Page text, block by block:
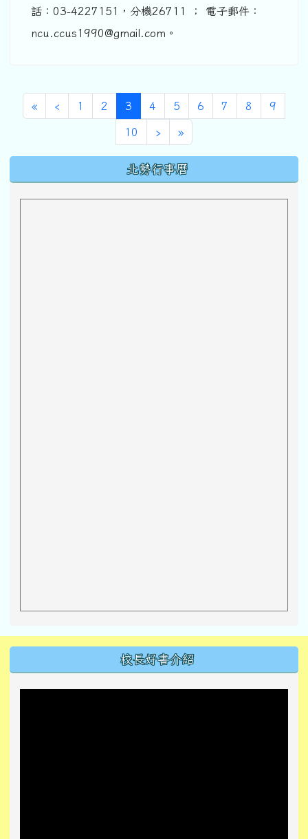
話：03-4227151，分機26711 ； 電子郵件：
ncu.ccus1990@gmail.com。
«第一頁
‹ 上一頁
1 2 3 (目前頁次)
4 5 6 7 8 9
10 ›下一頁
»最後頁
北勢行事曆
校長好書介紹